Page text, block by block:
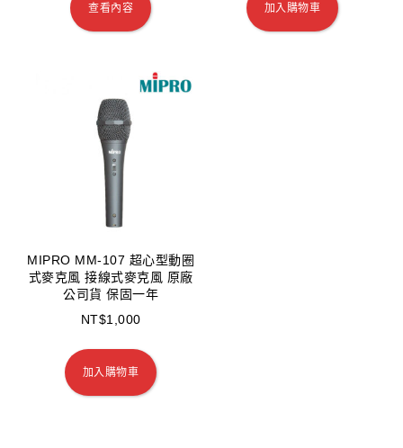
查看內容 加入購物車
MIPRO MM-107 超心型動圈
式麥克風 接線式麥克風 原廠
公司貨 保固一年
NT$1,000
加入購物車